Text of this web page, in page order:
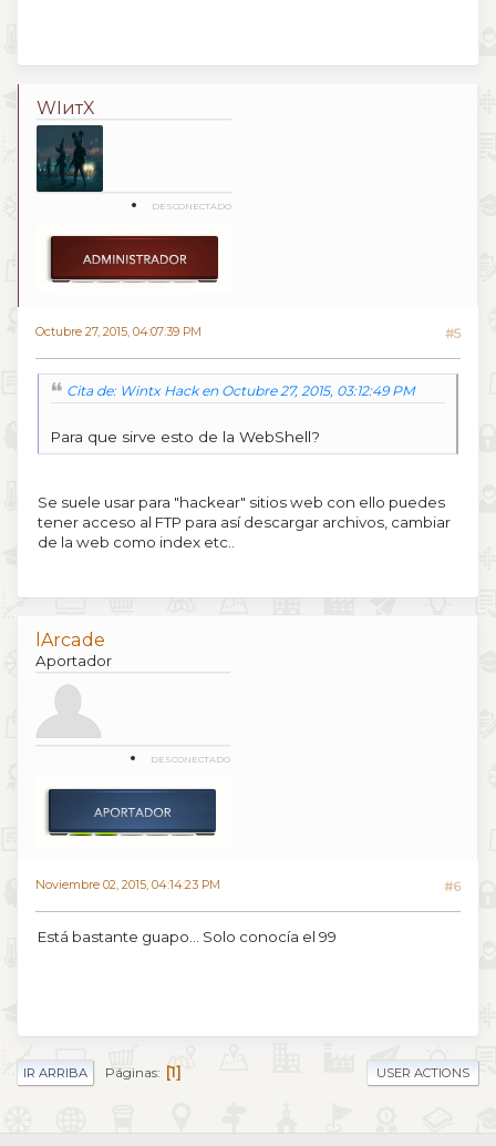
WIитX
DESCONECTADO
Octubre 27, 2015, 04:07:39 PM #5
Cita de: Wintx Hack en Octubre 27, 2015, 03:12:49 PM
Para que sirve esto de la WebShell?
Se suele usar para "hackear" sitios web con ello puedes
tener acceso al FTP para así descargar archivos, cambiar
de la web como index etc..
lArcade
Aportador
DESCONECTADO
Noviembre 02, 2015, 04:14:23 PM #6
Está bastante guapo... Solo conocía el 99
IR ARRIBA Páginas 1 USER ACTIONS